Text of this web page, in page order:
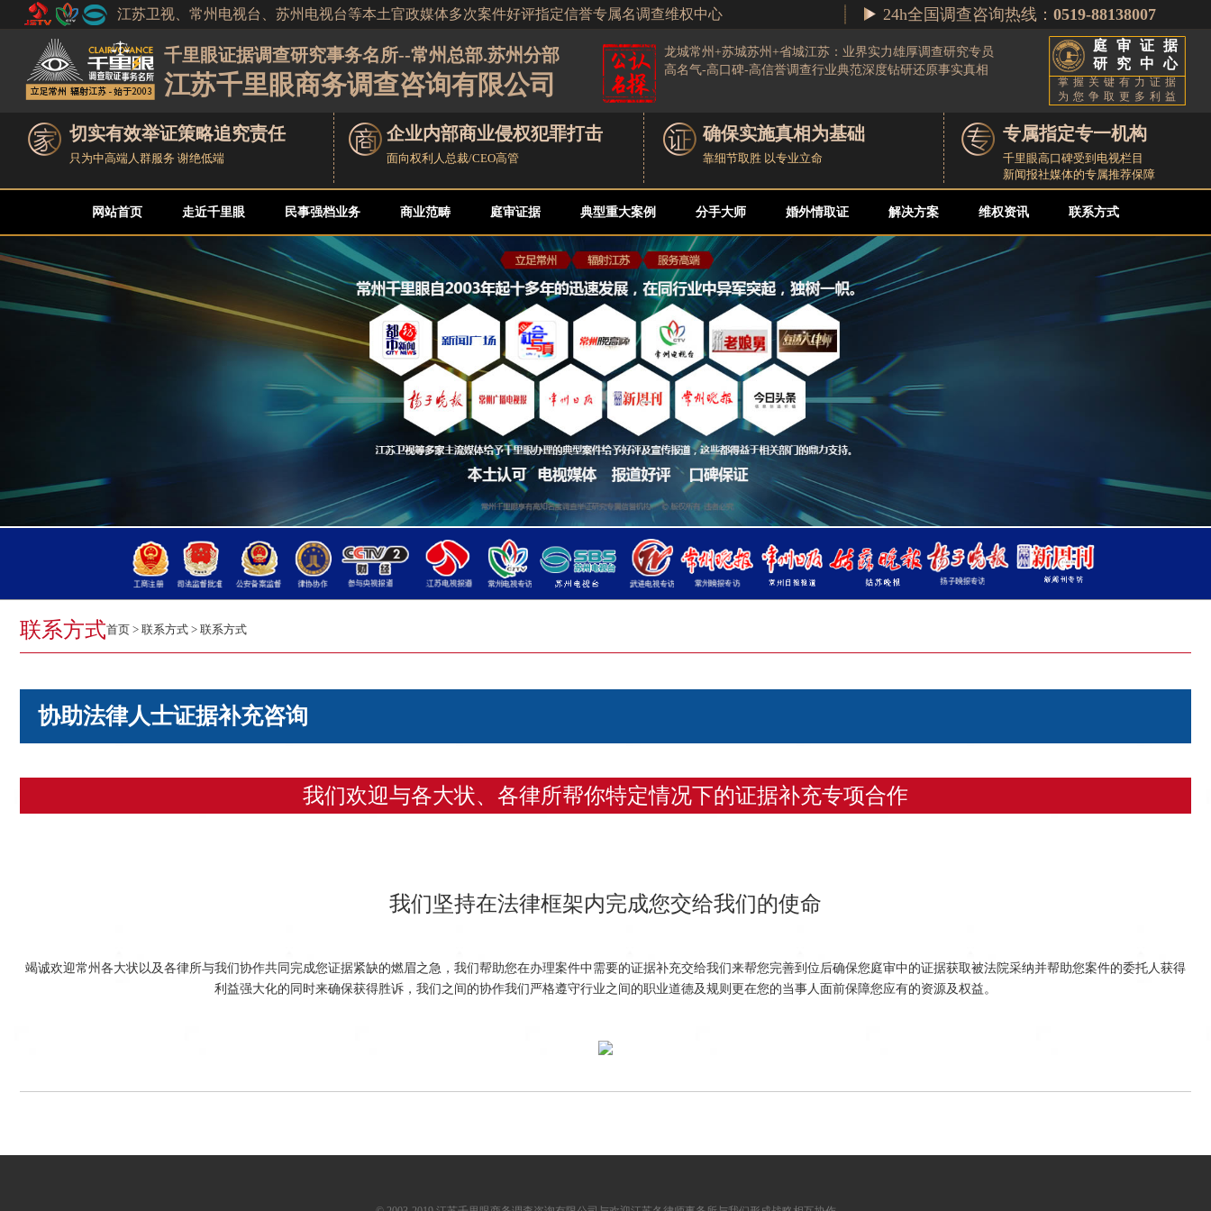
江苏卫视、常州电视台、苏州电视台等本土官政媒体多次案件好评指定信誉专属名调查维权中心 24h全国调查咨询热线： 0519-88138007
千里眼证据调查研究事务名所--常州总部.苏州分部
江苏千里眼商务调查咨询有限公司
庭审证据
研究中心
掌握关键有力证据
为您争取更多利益
龙城常州+苏城苏州+省城江苏：业界实力雄厚调查研究专员
高名气-高口碑-高信誉调查行业典范深度钻研还原事实真相
切实有效举证策略追究责任
只为中高端人群服务 谢绝低端
企业内部商业侵权犯罪打击
面向权利人总裁/CEO高管
确保实施真相为基础
靠细节取胜 以专业立命
专属指定专一机构
千里眼高口碑受到电视栏目
新闻报社媒体的专属推荐保障
网站首页 走近千里眼 民事强档业务 商业范畴 庭审证据 典型重大案例 分手大师 婚外情取证 解决方案 维权资讯 联系方式
联系方式首页 > 联系方式 > 联系方式
协助法律人士证据补充咨询
我们欢迎与各大状、各律所帮你特定情况下的证据补充专项合作
我们坚持在法律框架内完成您交给我们的使命
竭诚欢迎常州各大状以及各律所与我们协作共同完成您证据紧缺的燃眉之急，我们帮助您在办理案件中需要的证据补充交给我们来帮您完善到位后确保您庭审中的证据获取被法院采纳并帮助您案件的委托人获得
利益强大化的同时来确保获得胜诉，我们之间的协作我们严格遵守行业之间的职业道德及规则更在您的当事人面前保障您应有的资源及权益。